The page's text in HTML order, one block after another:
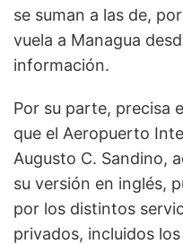
se suman a las de,
vuela a Managua
información.
Por su parte, precisa
que el Aeropuerto
Augusto C. Sandino,
su versión en inglés,
por los distintos
privados, incluidos